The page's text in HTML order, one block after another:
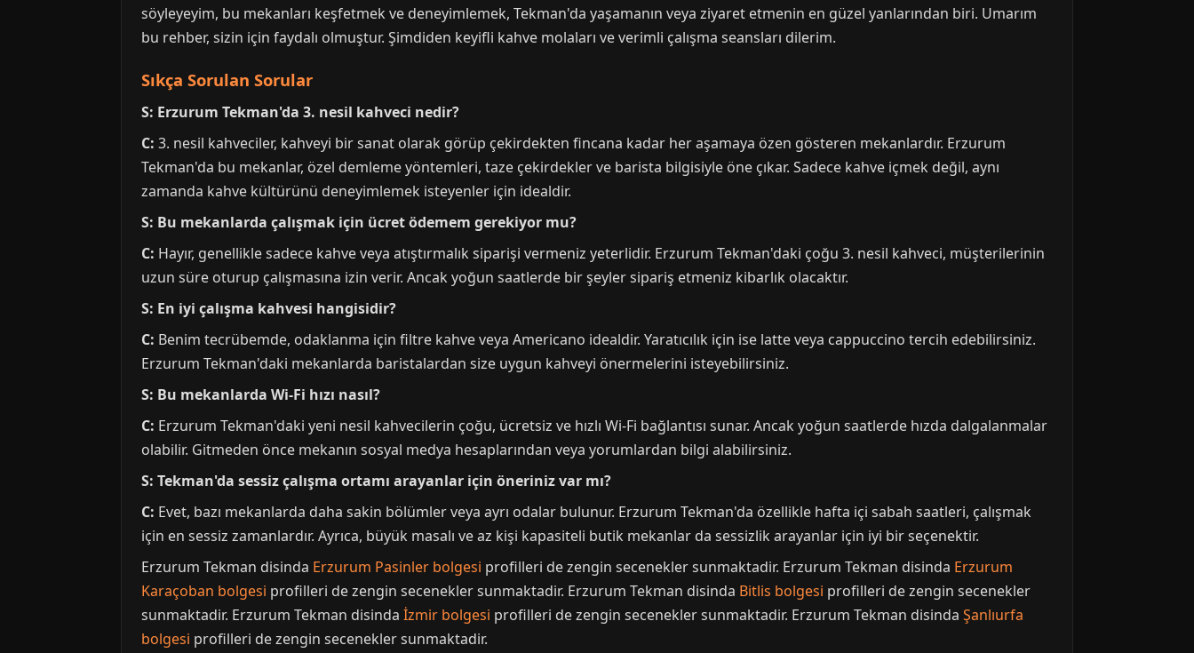
söyleyeyim, bu mekanları keşfetmek ve deneyimlemek, Tekman'da yaşamanın veya ziyaret etmenin en güzel yanlarından biri. Umarım
bu rehber, sizin için faydalı olmuştur. Şimdiden keyifli kahve molaları ve verimli çalışma seansları dilerim.
Sıkça Sorulan Sorular
S: Erzurum Tekman'da 3. nesil kahveci nedir?
C: 3. nesil kahveciler, kahveyi bir sanat olarak görüp çekirdekten fincana kadar her aşamaya özen gösteren mekanlardır. Erzurum
Tekman'da bu mekanlar, özel demleme yöntemleri, taze çekirdekler ve barista bilgisiyle öne çıkar. Sadece kahve içmek değil, aynı
zamanda kahve kültürünü deneyimlemek isteyenler için idealdir.
S: Bu mekanlarda çalışmak için ücret ödemem gerekiyor mu?
C: Hayır, genellikle sadece kahve veya atıştırmalık siparişi vermeniz yeterlidir. Erzurum Tekman'daki çoğu 3. nesil kahveci, müşterilerinin
uzun süre oturup çalışmasına izin verir. Ancak yoğun saatlerde bir şeyler sipariş etmeniz kibarlık olacaktır.
S: En iyi çalışma kahvesi hangisidir?
C: Benim tecrübemde, odaklanma için filtre kahve veya Americano idealdir. Yaratıcılık için ise latte veya cappuccino tercih edebilirsiniz.
Erzurum Tekman'daki mekanlarda baristalardan size uygun kahveyi önermelerini isteyebilirsiniz.
S: Bu mekanlarda Wi-Fi hızı nasıl?
C: Erzurum Tekman'daki yeni nesil kahvecilerin çoğu, ücretsiz ve hızlı Wi-Fi bağlantısı sunar. Ancak yoğun saatlerde hızda dalgalanmalar
olabilir. Gitmeden önce mekanın sosyal medya hesaplarından veya yorumlardan bilgi alabilirsiniz.
S: Tekman'da sessiz çalışma ortamı arayanlar için öneriniz var mı?
C: Evet, bazı mekanlarda daha sakin bölümler veya ayrı odalar bulunur. Erzurum Tekman'da özellikle hafta içi sabah saatleri, çalışmak
için en sessiz zamanlardır. Ayrıca, büyük masalı ve az kişi kapasiteli butik mekanlar da sessizlik arayanlar için iyi bir seçenektir.
Erzurum Tekman disinda Erzurum Pasinler bolgesi profilleri de zengin secenekler sunmaktadir. Erzurum Tekman disinda Erzurum
Karaçoban bolgesi profilleri de zengin secenekler sunmaktadir. Erzurum Tekman disinda Bitlis bolgesi profilleri de zengin secenekler
sunmaktadir. Erzurum Tekman disinda İzmir bolgesi profilleri de zengin secenekler sunmaktadir. Erzurum Tekman disinda Şanlıurfa
bolgesi profilleri de zengin secenekler sunmaktadir.